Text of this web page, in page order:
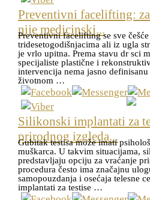
Preventivni facelifting:
nije medicinski...
Preventivni facelifting se sve
tridesetogodišnjacima ali iz ugla
je vrlo upitna. Prema stavu dr sci
specijaliste plastične i
intervencija nema jasno
životnom …
Silikonski implantati za
prirodnog izgleda...
Gubitak testisa može imati
muškarca. U takvim situacijama,
predstavljaju opciju za vraćanje
procedura često ima značajnu
samopouzdanja i osećaja telesne
implantati za testise …